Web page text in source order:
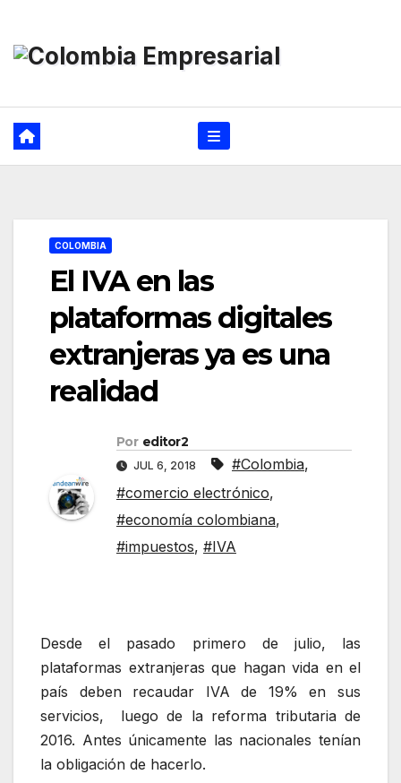
contenido
COLOMBIA
El IVA en las
plataformas digitales
extranjeras ya es una
realidad
Por editor2
JUL 6, 2018 #Colombia,
#comercio electrónico,
#economía colombiana,
#impuestos, #IVA
Desde el pasado primero de julio, las
plataformas extranjeras que hagan vida en el
país deben recaudar IVA de 19% en sus
servicios, luego de la reforma tributaria de
2016. Antes únicamente las nacionales tenían
la obligación de hacerlo.